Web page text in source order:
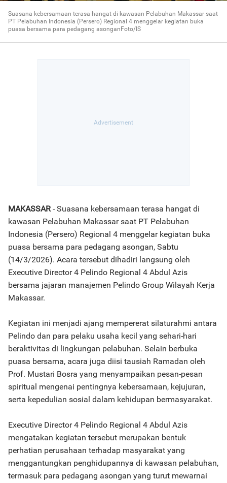
Suasana kebersamaan terasa hangat di kawasan Pelabuhan Makassar saat
PT Pelabuhan Indonesia (Persero) Regional 4 menggelar kegiatan buka
puasa bersama para pedagang asonganFoto/IS
MAKASSAR- Suasana kebersamaan terasa hangat di
kawasan Pelabuhan Makassar saat PT Pelabuhan
Indonesia (Persero) Regional 4 menggelar kegiatan buka
puasa bersama para pedagang asongan, Sabtu
(14/3/2026). Acara tersebut dihadiri langsung oleh
Executive Director 4 Pelindo Regional 4 Abdul Azis
bersama jajaran manajemen Pelindo Group Wilayah Kerja
Makassar.
Kegiatan ini menjadi ajang mempererat silaturahmi antara
Pelindo dan para pelaku usaha kecil yang sehari-hari
beraktivitas di lingkungan pelabuhan. Selain berbuka
puasa bersama, acara juga diisi tausiah Ramadan oleh
Prof. Mustari Bosra yang menyampaikan pesan-pesan
spiritual mengenai pentingnya kebersamaan, kejujuran,
serta kepedulian sosial dalam kehidupan bermasyarakat.
Executive Director 4 Pelindo Regional 4 Abdul Azis
mengatakan kegiatan tersebut merupakan bentuk
perhatian perusahaan terhadap masyarakat yang
menggantungkan penghidupannya di kawasan pelabuhan,
termasuk para pedagang asongan yang turut mewarnai